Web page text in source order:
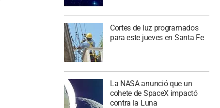
Cortes de luz programados
para este jueves en Santa Fe
La NASA anunció que un
cohete de SpaceX impactó
contra la Luna